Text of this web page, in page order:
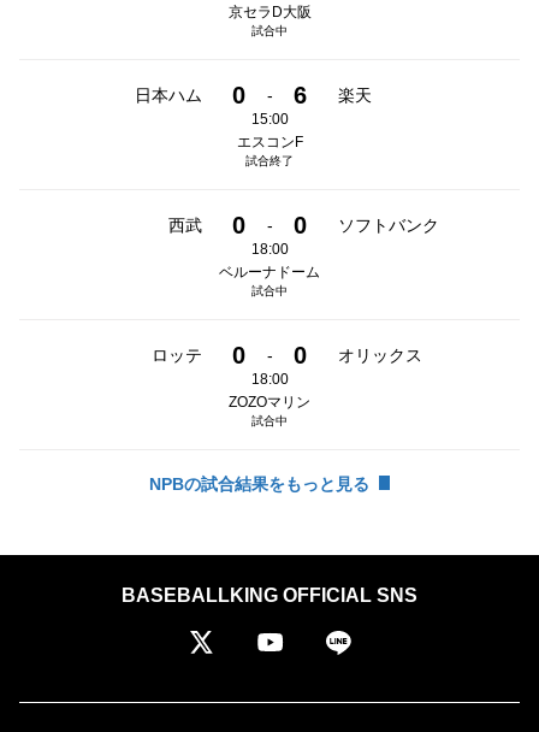
京セラD大阪
試合中
日本ハム 0 - 6 楽天
15:00
エスコンF
試合終了
西武 0 - 0 ソフトバンク
18:00
ベルーナドーム
試合中
ロッテ 0 - 0 オリックス
18:00
ZOZOマリン
試合中
NPBの試合結果をもっと見る
BASEBALLKING OFFICIAL SNS